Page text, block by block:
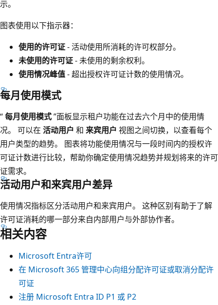
示。
图表使用以下指示器：
使用的许可证- 活动使用所消耗的许可权部分。
未使用的许可证- 未使用的剩余权利。
使用情况峰值- 超出授权许可证计数的使用情况。
每月使用模式
“每月使用模式”面板显示租户功能在过去六个月中的使用情
况。 可以在 活动用户 和 来宾用户 视图之间切换，以查看每个
用户类型的趋势。 图表将功能使用情况与一段时间内的授权许
可证计数进行比较，帮助你确定使用情况趋势并规划将来的许可
证需求。
活动用户和来宾用户差异
使用情况指标区分活动用户和来宾用户。 这种区别有助于了解
许可证消耗的哪一部分来自内部用户与外部协作者。
相关内容
Microsoft Entra许可
在 Microsoft 365 管理中心向组分配许可证或取消分配许
可证
注册 Microsoft Entra ID P1 或 P2